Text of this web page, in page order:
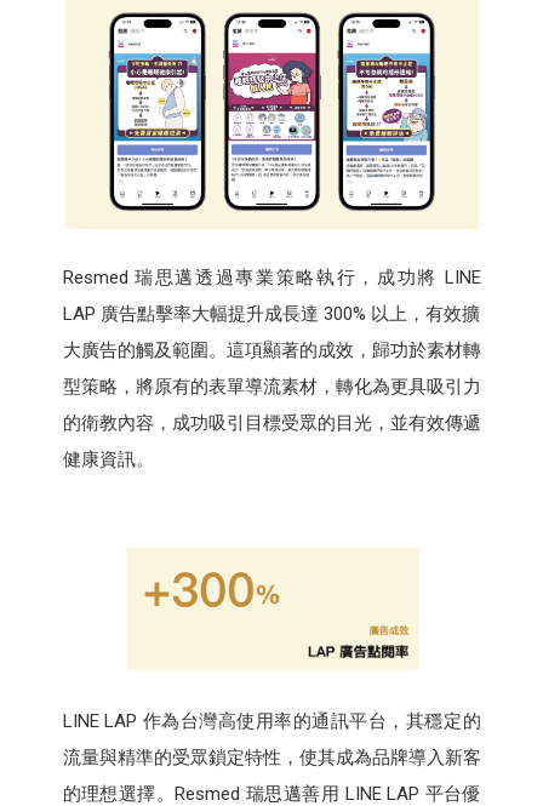
Resmed 瑞思邁透過專業策略執行，成功將 LINE
LAP 廣告點擊率大幅提升成長達 300% 以上，有效擴
大廣告的觸及範圍。這項顯著的成效，歸功於素材轉
型策略，將原有的表單導流素材，轉化為更具吸引力
的衛教內容，成功吸引目標受眾的目光，並有效傳遞
健康資訊。
LINE LAP 作為台灣高使用率的通訊平台，其穩定的
流量與精準的受眾鎖定特性，使其成為品牌導入新客
的理想選擇。Resmed 瑞思邁善用 LINE LAP 平台優